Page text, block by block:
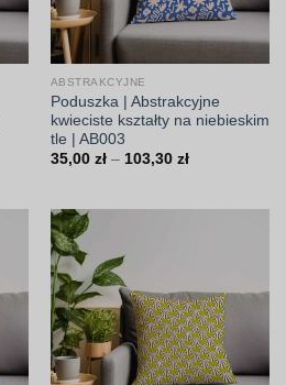
ABSTRAKCYJNE
Poduszka | Abstrakcyjne
kwieciste kształty na niebieskim
tle | AB003
35,00 zł – 103,30 złZakres